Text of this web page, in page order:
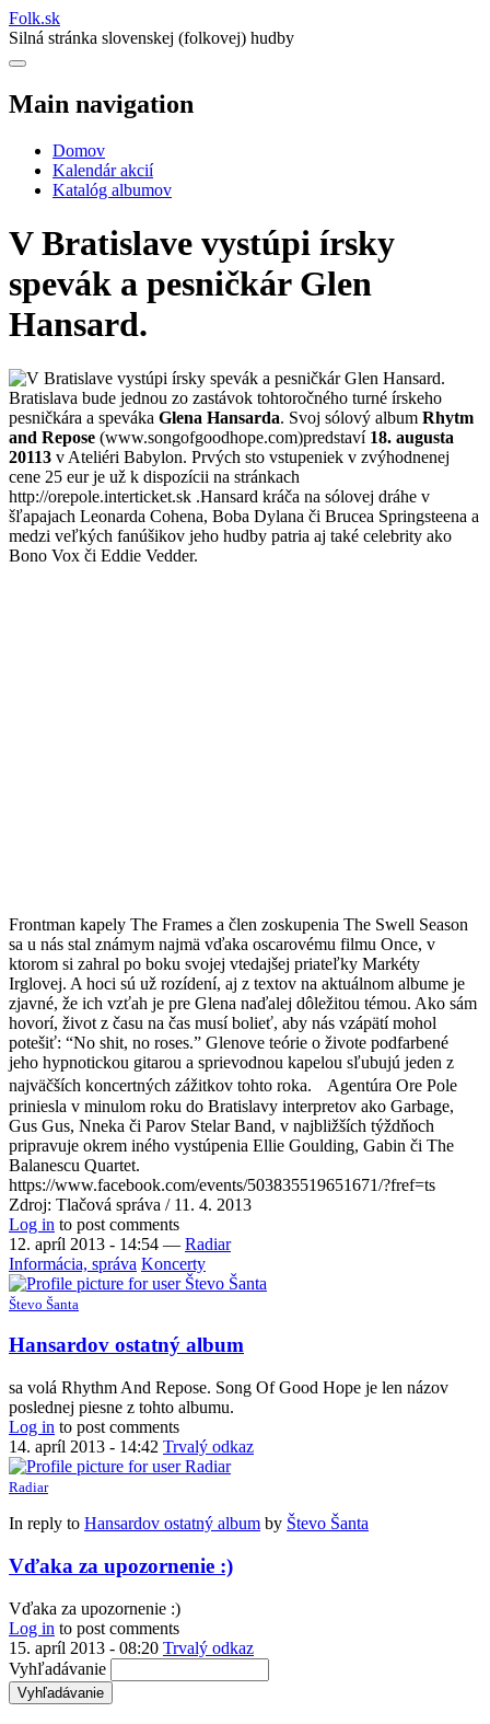
Folk.sk
Silná stránka slovenskej (folkovej) hudby
Main navigation
Domov
Kalendár akcií
Katalóg albumov
V Bratislave vystúpi írsky
spevák a pesničkár Glen
Hansard.
Bratislava bude jednou zo zastávok tohtoročného turné írskeho
pesničkára a speváka Glena Hansarda. Svoj sólový album Rhytm
and Repose (www.songofgoodhope.com)predstaví 18. augusta
20113 v Ateliéri Babylon. Prvých sto vstupeniek v zvýhodnenej
cene 25 eur je už k dispozícii na stránkach
http://orepole.interticket.sk .Hansard kráča na sólovej dráhe v
šľapajach Leonarda Cohena, Boba Dylana či Brucea Springsteena a
medzi veľkých fanúšikov jeho hudby patria aj také celebrity ako
Bono Vox či Eddie Vedder.
Frontman kapely The Frames a člen zoskupenia The Swell Season
sa u nás stal známym najmä vďaka oscarovému filmu Once, v
ktorom si zahral po boku svojej vtedajšej priateľky Markéty
Irglovej. A hoci sú už rozídení, aj z textov na aktuálnom albume je
zjavné, že ich vzťah je pre Glena naďalej dôležitou témou. Ako sám
hovorí, život z času na čas musí bolieť, aby nás vzápätí mohol
potešiť: “No shit, no roses.” Glenove teórie o živote podfarbené
jeho hypnotickou gitarou a sprievodnou kapelou sľubujú jeden z
najväčších koncertných zážitkov tohto roka. Agentúra Ore Pole
priniesla v minulom roku do Bratislavy interpretov ako Garbage,
Gus Gus, Nneka či Parov Stelar Band, v najbližších týždňoch
pripravuje okrem iného vystúpenia Ellie Goulding, Gabin či The
Balanescu Quartet.
https://www.facebook.com/events/503835519651671/?fref=ts
Zdroj: Tlačová správa / 11. 4. 2013
Log in to post comments
12. apríl 2013 - 14:54 — Radiar
Informácia, správa Koncerty
Števo Šanta
Hansardov ostatný album
sa volá Rhythm And Repose. Song Of Good Hope je len názov
poslednej piesne z tohto albumu.
Log in to post comments
14. apríl 2013 - 14:42 Trvalý odkaz
Radiar
In reply to Hansardov ostatný album by Števo Šanta
Vďaka za upozornenie :)
Vďaka za upozornenie :)
Log in to post comments
15. apríl 2013 - 08:20 Trvalý odkaz
Vyhľadávanie